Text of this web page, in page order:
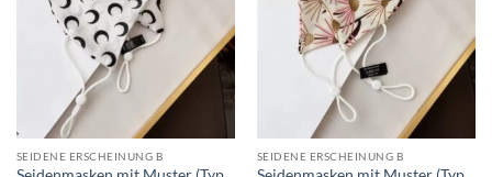
SEIDENE ERSCHEINUNG B SEIDENE ERSCHEINUNG B